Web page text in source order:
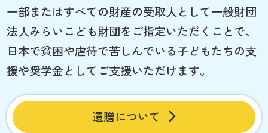
一部またはすべての財産の受取人として一般財団
法人みらいこども財団をご指定いただくことで、
日本で貧困や虐待で苦しんでいる子どもたちの支
援や奨学金としてご支援いただけます。
遺贈について